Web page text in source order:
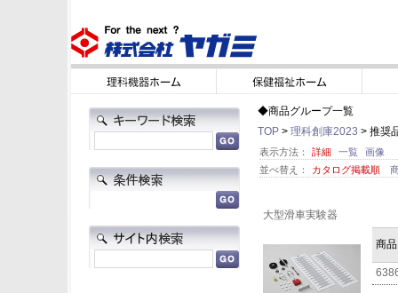
◆商品グループ一覧
TOP > 理科創庫2023 > 推奨
表示方法： 詳細 一覧
画像
並べ替え：
カタログ掲載順
大型滑車実験器
商